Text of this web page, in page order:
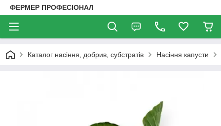
ФЕРМЕР ПРОФЕСІОНАЛ
Каталог насіння, добрив, субстратів Насіння капусти